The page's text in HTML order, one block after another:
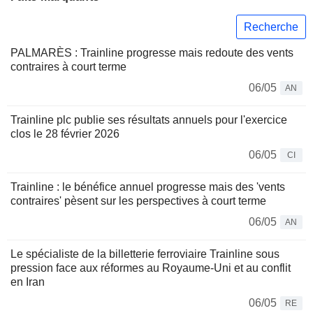
Recherche
PALMARÈS : Trainline progresse mais redoute des vents
contraires à court terme
06/05
AN
Trainline plc publie ses résultats annuels pour l'exercice
clos le 28 février 2026
06/05
CI
Trainline : le bénéfice annuel progresse mais des 'vents
contraires' pèsent sur les perspectives à court terme
06/05
AN
Le spécialiste de la billetterie ferroviaire Trainline sous
pression face aux réformes au Royaume-Uni et au conflit
en Iran
06/05
RE